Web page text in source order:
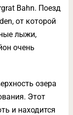
Bahn. Поезд
от которой
лыжи,
очень
озера
Этот
и находится